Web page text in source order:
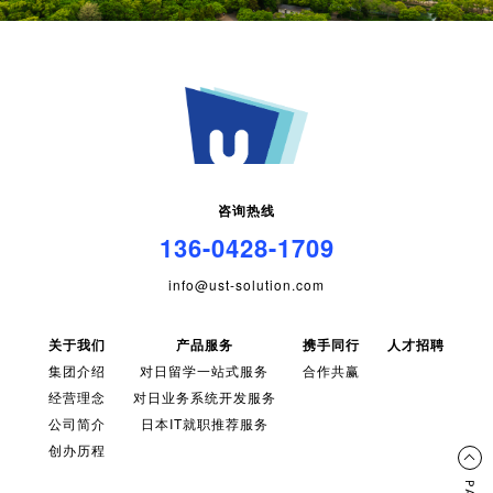
咨询热线
136-0428-1709
info@ust-solution.com
关于我们
集团介绍
经营理念
公司简介
创办历程
产品服务
对日留学一站式服务
对日业务系统开发服务
日本IT就职推荐服务
携手同行
合作共赢
人才招聘